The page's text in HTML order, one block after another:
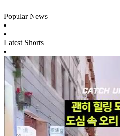
Popular News
Latest Shorts